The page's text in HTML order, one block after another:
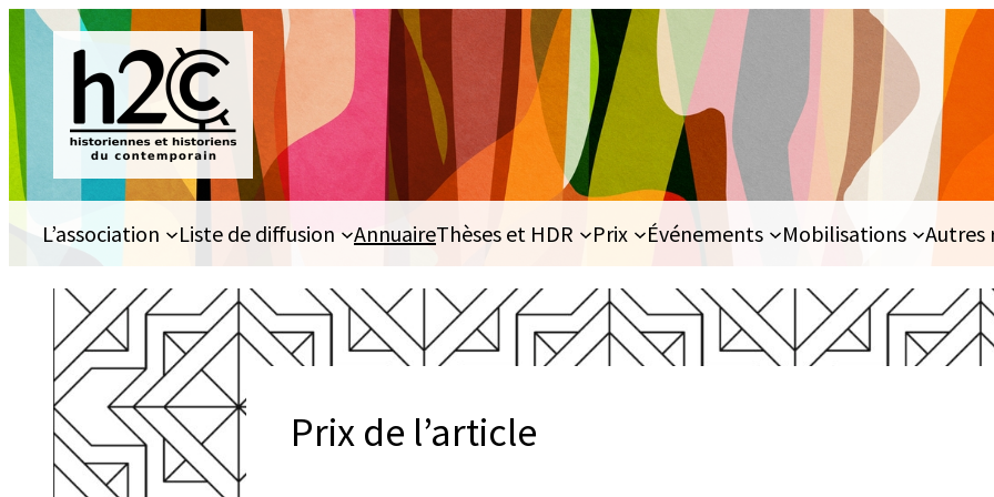
Aller
au
contenu
L’association Liste de diffusion AnnuaireThèses et HDR Prix Événements Mobilisations Autres
Prix de l’article